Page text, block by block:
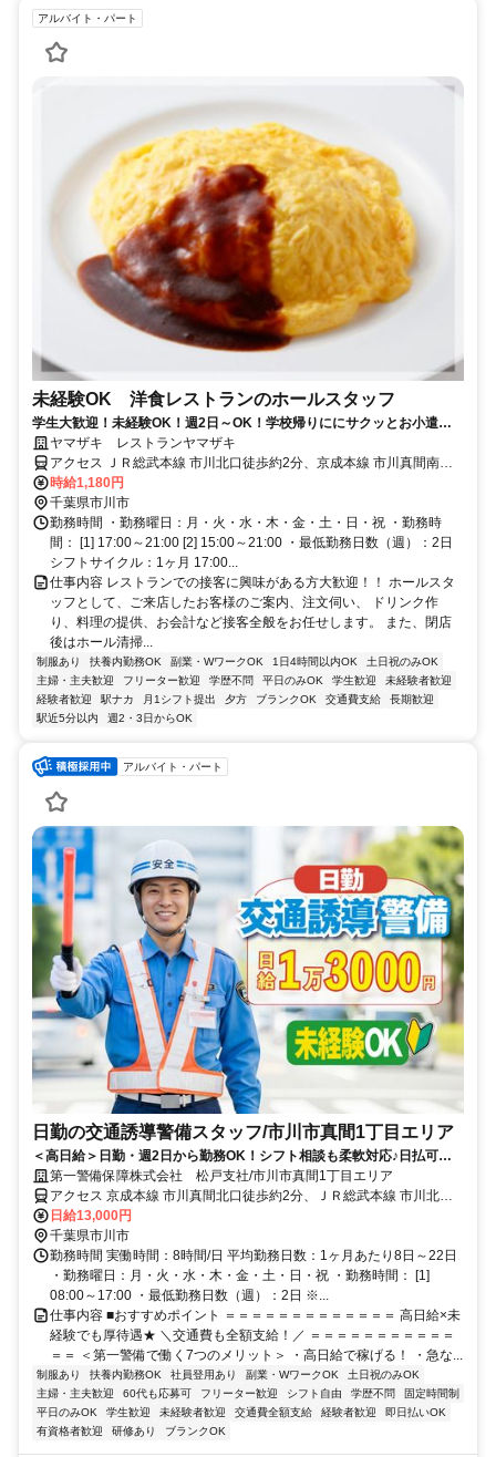
アルバイト・パート
未経験OK 洋食レストランのホールスタッフ
学生大歓迎！未経験OK！週2日～OK！学校帰りににサクッとお小遣い
稼ぎ♪ 洋食レストランのホールのお仕事です！ 初めてのアルバイトで
も安心サポート◎ お友達と一緒に応募もOKです。
ヤマザキ レストランヤマザキ
アクセス ＪＲ総武本線 市川北口徒歩約2分、京成本線 市川真間南口
徒歩約6分、京成本線 国府台徒歩約13分 市川駅北口スグ、「ＹＡMＡ
ＺＡＫＩ」の文字と太陽マークが目印のビルの２階です。
時給1,180円
千葉県市川市
勤務時間 ・勤務曜日：月・火・水・木・金・土・日・祝 ・勤務時
間： [1] 17:00～21:00 [2] 15:00～21:00 ・最低勤務日数（週）：2日
シフトサイクル：1ヶ月 17:00...
仕事内容 レストランでの接客に興味がある方大歓迎！！ ホールスタ
ッフとして、ご来店したお客様のご案内、注文伺い、 ドリンク作
り、料理の提供、お会計など接客全般をお任せします。 また、閉店
後はホール清掃...
制服あり 扶養内勤務OK 副業・WワークOK 1日4時間以内OK
土日祝のみOK
主婦・主夫歓迎
フリーター歓迎 学歴不問 平日のみOK 学生歓迎
未経験者歓迎
経験者歓迎
駅ナカ 月1シフト提出 夕方 ブランクOK 交通費支給
長期歓迎
駅近5分以内
週2・3日からOK
アルバイト・パート
日勤の交通誘導警備スタッフ/市川市真間1丁目エリア
＜高日給＞日勤・週2日から勤務OK！シフト相談も柔軟対応♪日払可◎
未経験歓迎★
第一警備保障株式会社 松戸支社/市川市真間1丁目エリア
アクセス 京成本線 市川真間北口徒歩約2分、ＪＲ総武本線 市川北口
徒歩約11分、京成本線 菅野南口徒歩約11分 直行直帰OK＊交通費全
額支給＊
日給13,000円
千葉県市川市
勤務時間 実働時間：8時間/日 平均勤務日数：1ヶ月あたり8日～22日
・勤務曜日：月・火・水・木・金・土・日・祝 ・勤務時間： [1]
08:00～17:00 ・最低勤務日数（週）：2日 ※...
仕事内容 ■おすすめポイント ＝＝＝＝＝＝＝＝＝＝＝＝＝ 高日給×未
経験でも厚待遇★ ＼交通費も全額支給！／ ＝＝＝＝＝＝＝＝＝＝＝
＝＝ ＜第一警備で働く7つのメリット＞ ・高日給で稼げる！ ・急な...
制服あり 扶養内勤務OK 社員登用あり 副業・WワークOK
土日祝のみOK
主婦・主夫歓迎
60代も応募可 フリーター歓迎 シフト自由 学歴不問
固定時間制
平日のみOK
学生歓迎 未経験者歓迎 交通費全額支給 経験者歓迎
即日払いOK
有資格者歓迎
研修あり ブランクOK